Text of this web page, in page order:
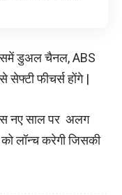
डुअल चैनल, ABS
फीचर्स होंगे |
नए साल पर अलग
लॉन्च करेगी जिसकी